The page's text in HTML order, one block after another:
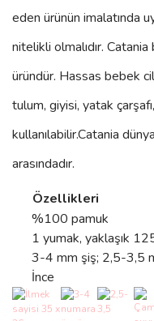
eden ürünün imalatında
nitelikli olmalıdır.
üründür. Hassas bebek
tulum, giyisi, yatak
kullanılabilir.Catania
arasındadır.
Özellikleri
%100 pamuk
1 yumak, yaklaşık
3-4 mm şiş; 2,5-3,5
İnce